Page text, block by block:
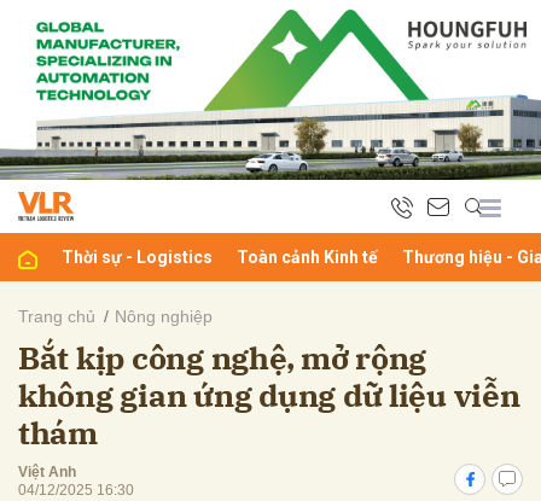
Thời sự - Logistics Toàn cảnh Kinh tế Thương hiệu -
Trang chủ Nông nghiệp
Bắt kịp công nghệ, mở rộng
không gian ứng dụng dữ liệu viễn
thám
Việt Anh
04/12/2025 16:30
luận
Hủy